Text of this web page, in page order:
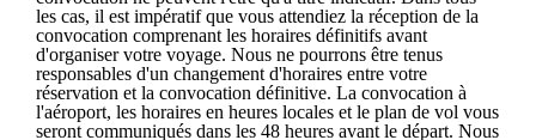
les cas, il est impératif que vous attendiez la réception de la
convocation comprenant les horaires définitifs avant
d'organiser votre voyage. Nous ne pourrons être tenus
responsables d'un changement d'horaires entre votre
réservation et la convocation définitive. La convocation à
l'aéroport, les horaires en heures locales et le plan de vol vous
seront communiqués dans les 48 heures avant le départ. Nous